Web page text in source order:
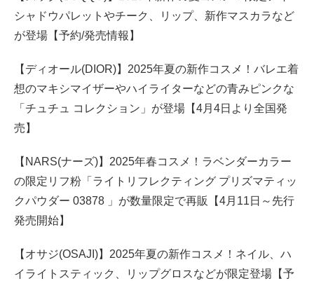
シャドウパレットやチーク、リップ、新作マスカラなど
が登場【予約/発売情報】
【ディオール(DIOR)】2025年夏の新作コスメ！バレエ着
想のマキシマイザーやハイライターなどの青みピンクな
「チュチュ コレクション」が登場【4月4日より全国発
売】
【NARS(ナーズ)】2025年春コスメ！ラベンダーカラー
の限定リフ粉「ライトリフレクティング プリズマティッ
クパウダー 03878 」が数量限定で再販【4月11日～先行
発売開始】
【オサジ(OSAJI)】2025年夏の新作コスメ！ネイル、ハ
イライトスティック、リップグロスなどが限定登場【予